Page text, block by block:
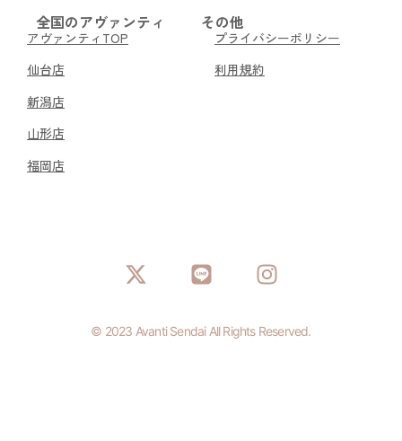
全国のアヴァンティ
アヴァンティTOP
仙台店
新潟店
山形店
福岡店
その他
プライバシーポリシー
利用規約
© 2023 Avanti Sendai All Rights Reserved.